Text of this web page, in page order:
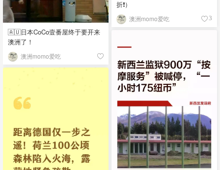
折❗）
澳洲momo爱吃 3
🇦🇺日本CoCo壹番屋终于要开来
澳洲了！
澳洲momo爱吃